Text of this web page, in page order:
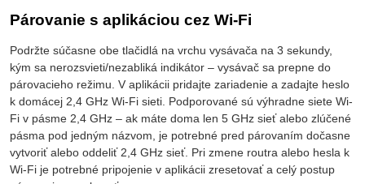
Párovanie s aplikáciou cez Wi-Fi
Podržte súčasne obe tlačidlá na vrchu vysávača na 3 sekundy,
kým sa nerozsvieti/nezabliká indikátor – vysávač sa prepne do
párovacieho režimu. V aplikácii pridajte zariadenie a zadajte heslo
k domácej 2,4 GHz Wi-Fi sieti. Podporované sú výhradne siete Wi-
Fi v pásme 2,4 GHz – ak máte doma len 5 GHz sieť alebo zlúčené
pásma pod jedným názvom, je potrebné pred párovaním dočasne
vytvoriť alebo oddeliť 2,4 GHz sieť. Pri zmene routra alebo hesla k
Wi-Fi je potrebné pripojenie v aplikácii zresetovať a celý postup